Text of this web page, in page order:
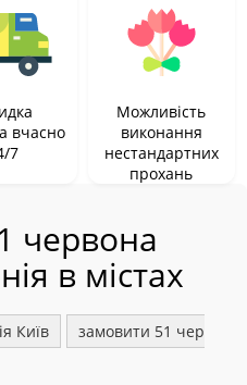
вчасно
7
Можливість
виконання
нестандартних
прохань
червона
в містах
Київ замовити 51 червону